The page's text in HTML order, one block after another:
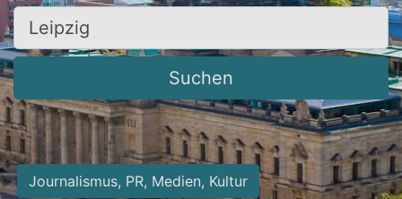
Ort, Stadt
Suchen
Journalismus, PR, Medien, Kultur